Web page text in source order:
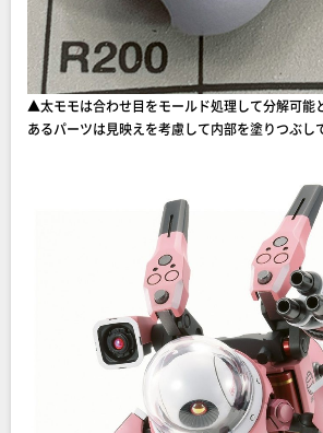
▲太モモは合わせ目をモールド処理して分解可能
あるパーツは見映えを考慮して内部を塗りつぶし